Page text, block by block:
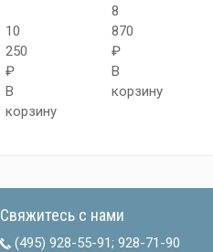
10
250
₽
В
корзину
8
870
₽
В
корзину
Свяжитесь с нами
(495) 928-55-91; 928-71-90